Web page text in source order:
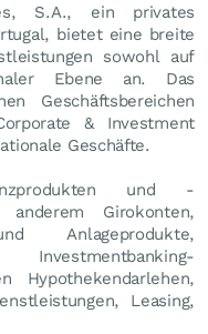
S.A., ein privates
bietet eine breite
sowohl auf
Ebene an. Das
Geschäftsbereichen
& Investment
Geschäfte.
und -
Girokonten,
Anlageprodukte,
Hypothekendarlehen,
Leasing,